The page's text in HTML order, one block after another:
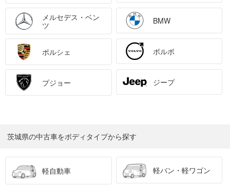
メルセデス・ベン
ツ
BMW
ポルシェ ボルボ
プジョー ジープ
茨城県の中古車をボディタイプから探す
軽自動車 軽バン・軽ワゴン